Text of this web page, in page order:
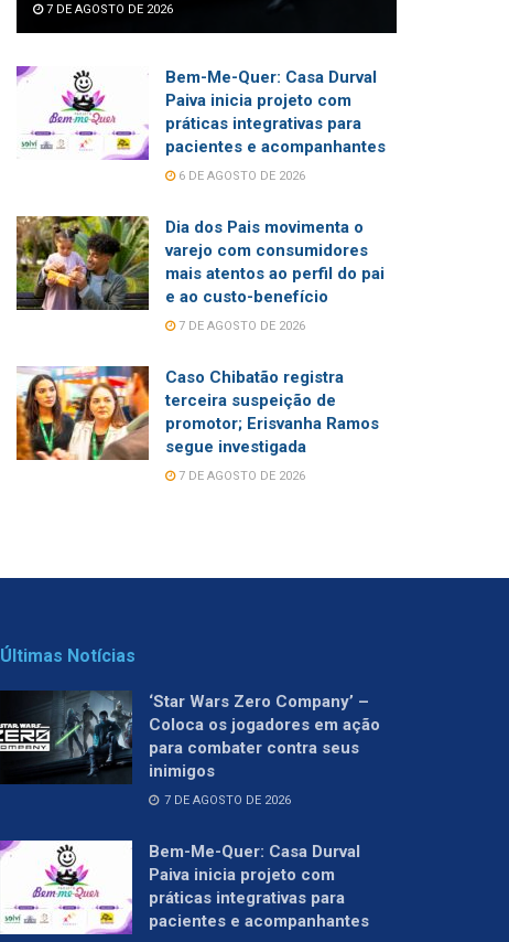
7 DE AGOSTO DE 2026
Bem-Me-Quer: Casa Durval
Paiva inicia projeto com
práticas integrativas para
pacientes e acompanhantes
6 DE AGOSTO DE 2026
Dia dos Pais movimenta o
varejo com consumidores
mais atentos ao perfil do pai
e ao custo-benefício
7 DE AGOSTO DE 2026
Caso Chibatão registra
terceira suspeição de
promotor; Erisvanha Ramos
segue investigada
7 DE AGOSTO DE 2026
Últimas Notícias
‘Star Wars Zero Company’ –
Coloca os jogadores em ação
para combater contra seus
inimigos
7 DE AGOSTO DE 2026
Bem-Me-Quer: Casa Durval
Paiva inicia projeto com
práticas integrativas para
pacientes e acompanhantes